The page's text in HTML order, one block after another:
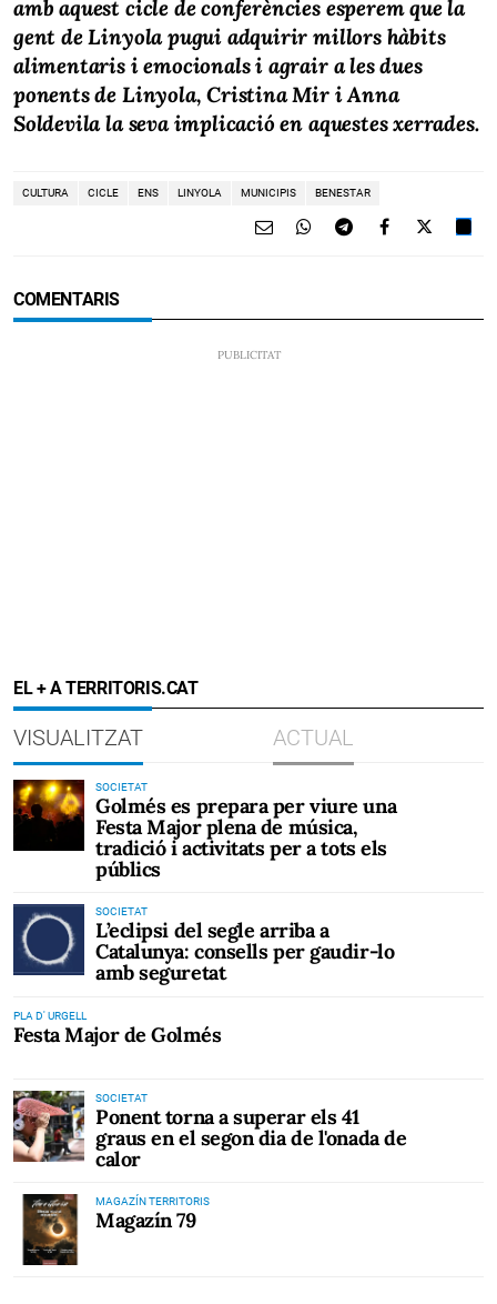
amb aquest cicle de conferències esperem que la
gent de Linyola pugui adquirir millors hàbits
alimentaris i emocionals i agrair a les dues
ponents de Linyola, Cristina Mir i Anna
Soldevila la seva implicació en aquestes xerrades.
CULTURA CICLE ENS LINYOLA MUNICIPIS BENESTAR
COMENTARIS
EL + A TERRITORIS.CAT
VISUALITZAT ACTUAL
SOCIETAT
Golmés es prepara per viure una
Festa Major plena de música,
tradició i activitats per a tots els
públics
SOCIETAT
L’eclipsi del segle arriba a
Catalunya: consells per gaudir-lo
amb seguretat
PLA D' URGELL
Festa Major de Golmés
SOCIETAT
Ponent torna a superar els 41
graus en el segon dia de l'onada de
calor
MAGAZÍN TERRITORIS
Magazín 79